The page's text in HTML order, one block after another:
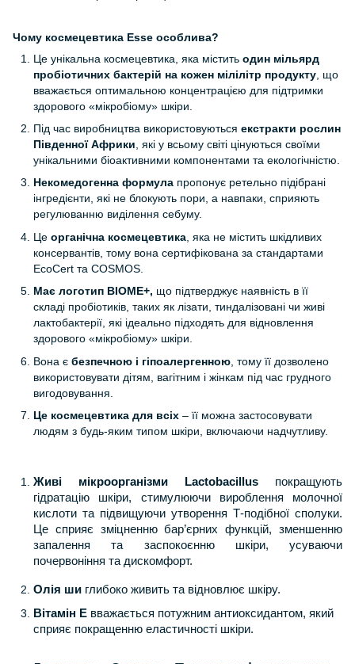
Чому космецевтика Esse особлива?
Це унікальна космецевтика, яка містить один мільярд
пробіотичних бактерій на кожен мілілітр продукту , що
вважається оптимальною концентрацією для підтримки
здорового «мікробіому» шкіри.
Під час виробництва використовуються екстракти рослин
Південної Африки , які у всьому світі цінуються своїми
унікальними біоактивними компонентами та екологічністю.
Некомедогенна формула пропонує ретельно підібрані
інгредієнти, які не блокують пори, а навпаки, сприяють
регулюванню виділення себуму.
Це органічна космецевтика , яка не містить шкідливих
консервантів, тому вона сертифікована за стандартами
EcoCert та COSMOS.
Має логотип BIOME+, що підтверджує наявність в її
складі пробіотиків, таких як лізати, тиндалізовані чи живі
лактобактерії, які ідеально підходять для відновлення
здорового «мікробіому» шкіри.
Вона є безпечною і гіпоалергенною , тому її дозволено
використовувати дітям, вагітним і жінкам під час грудного
вигодовування.
Це космецевтика для всіх – її можна застосовувати
людям з будь-яким типом шкіри, включаючи надчутливу.
Живі мікроорганізми Lactobacillus покращують
гідратацію шкіри, стимулюючи вироблення молочної
кислоти та підвищуючи утворення Т-подібної сполуки.
Це сприяє зміцненню бар’єрних функцій, зменшенню
запалення та заспокоєнню шкіри, усуваючи
почервоніння та дискомфорт.
Олія ши глибоко живить та відновлює шкіру.
Вітамін Е вважається потужним антиоксидантом, який
сприяє покращенню еластичності шкіри.